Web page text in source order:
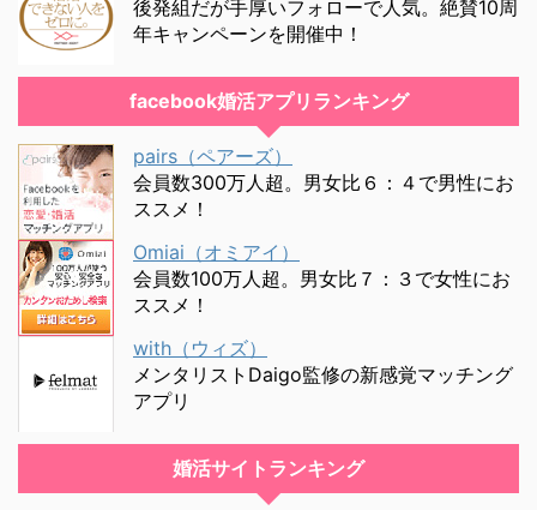
後発組だが手厚いフォローで人気。絶賛10周
年キャンペーンを開催中！
facebook婚活アプリランキング
pairs（ペアーズ）
会員数300万人超。男女比６：４で男性にお
ススメ！
Omiai（オミアイ）
会員数100万人超。男女比７：３で女性にお
ススメ！
with（ウィズ）
メンタリストDaigo監修の新感覚マッチング
アプリ
婚活サイトランキング